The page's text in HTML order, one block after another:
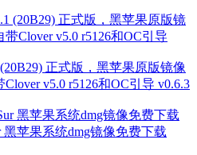
(20B29) 正式版，黑苹果原版镜像
v5.0 r5126和OC引导 v0.6.3
黑苹果系统dmg镜像免费下载